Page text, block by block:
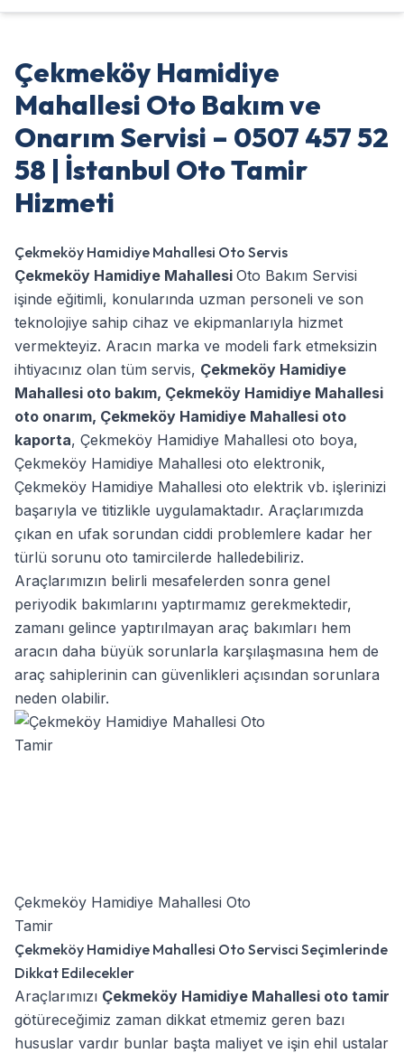
Çekmeköy Hamidiye
Mahallesi Oto Bakım ve
Onarım Servisi – 0507 457 52
58 | İstanbul Oto Tamir
Hizmeti
Çekmeköy Hamidiye Mahallesi Oto Servis
Çekmeköy Hamidiye Mahallesi Oto Bakım Servisi
işinde eğitimli, konularında uzman personeli ve son
teknolojiye sahip cihaz ve ekipmanlarıyla hizmet
vermekteyiz. Aracın marka ve modeli fark etmeksizin
ihtiyacınız olan tüm servis, Çekmeköy Hamidiye
Mahallesi oto bakım, Çekmeköy Hamidiye Mahallesi
oto onarım, Çekmeköy Hamidiye Mahallesi oto
kaporta, Çekmeköy Hamidiye Mahallesi oto boya,
Çekmeköy Hamidiye Mahallesi oto elektronik,
Çekmeköy Hamidiye Mahallesi oto elektrik vb. işlerinizi
başarıyla ve titizlikle uygulamaktadır. Araçlarımızda
çıkan en ufak sorundan ciddi problemlere kadar her
türlü sorunu oto tamircilerde halledebiliriz.
Araçlarımızın belirli mesafelerden sonra genel
periyodik bakımlarını yaptırmamız gerekmektedir,
zamanı gelince yaptırılmayan araç bakımları hem
aracın daha büyük sorunlarla karşılaşmasına hem de
araç sahiplerinin can güvenlikleri açısından sorunlara
neden olabilir.
Çekmeköy Hamidiye Mahallesi Oto
Tamir
Çekmeköy Hamidiye Mahallesi Oto Servisci Seçimlerinde
Dikkat Edilecekler
Araçlarımızı Çekmeköy Hamidiye Mahallesi oto tamir
götüreceğimiz zaman dikkat etmemiz geren bazı
hususlar vardır bunlar başta maliyet ve işin ehil ustalar